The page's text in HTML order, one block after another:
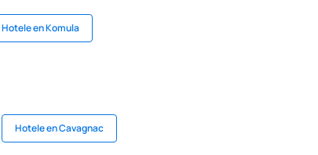
Hotele en Komula
Hotele en Cavagnac